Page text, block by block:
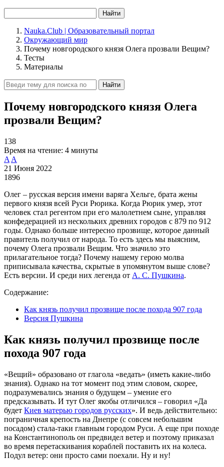
Найти
Nauka.Club | Образовательный портал
Окружающий мир
Почему новгородского князя Олега прозвали Вещим?
Тесты
Материалы
Найти
Почему новгородского князя Олега
прозвали Вещим?
138
Время на чтение: 4 минуты
A A
21 Июня 2022
1896
Олег – русская версия имени варяга Хельге, брата жены
первого князя всей Руси Рюрика. Когда Рюрик умер, этот
человек стал регентом при его малолетнем сыне, управляя
конфедерацией из нескольких древних городов с 879 по 912
годы. Однако больше интересно прозвище, которое данный
правитель получил от народа. То есть здесь мы выясним,
почему Олега прозвали Вещим. Что значило это
прилагательное тогда? Почему нашему герою молва
приписывала качества, скрытые в упомянутом выше слове?
Есть версии. И среди них легенда от А. С. Пушкина.
Содержание:
Как князь получил прозвище после похода 907 года
Версия Пушкина
Как князь получил прозвище после
похода 907 года
«Вещий» образовано от глагола «ведать» (иметь какие-либо
знания). Однако на тот момент под этим словом, скорее,
подразумевались знания о будущем – умение его
предсказывать. И тут Олег якобы отличился – говорил «Да
будет Киев матерью городов русских». И ведь действительно:
пограничная крепость на Днепре (с совсем небольшим
посадом) стала-таки главным городом Руси. А еще при походе
на Константинополь он предвидел ветер и поэтому приказал
во время перетаскивания кораблей поставить их на колеса.
Подул ветер: они просто сами поехали. Ну и ну!